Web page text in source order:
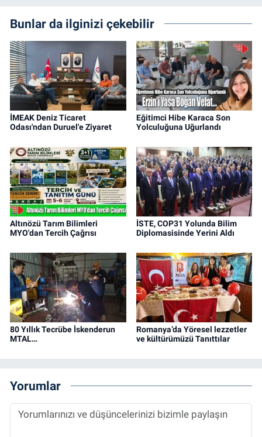
Bunlar da ilginizi çekebilir
İMEAK Deniz Ticaret
Odası'ndan Duruel'e Ziyaret
Eğitimci Hibe Karaca Son
Yolculuğuna Uğurlandı
Altınözü Tarım Bilimleri
MYO'dan Tercih Çağrısı
İSTE, COP31 Yolunda Bilim
Diplomasisinde Yerini Aldı
80 Yıllık Tecrübe İskenderun
MTAL…
Romanya’da Yöresel lezzetler
ve kültürümüzü Tanıttılar
Yorumlar